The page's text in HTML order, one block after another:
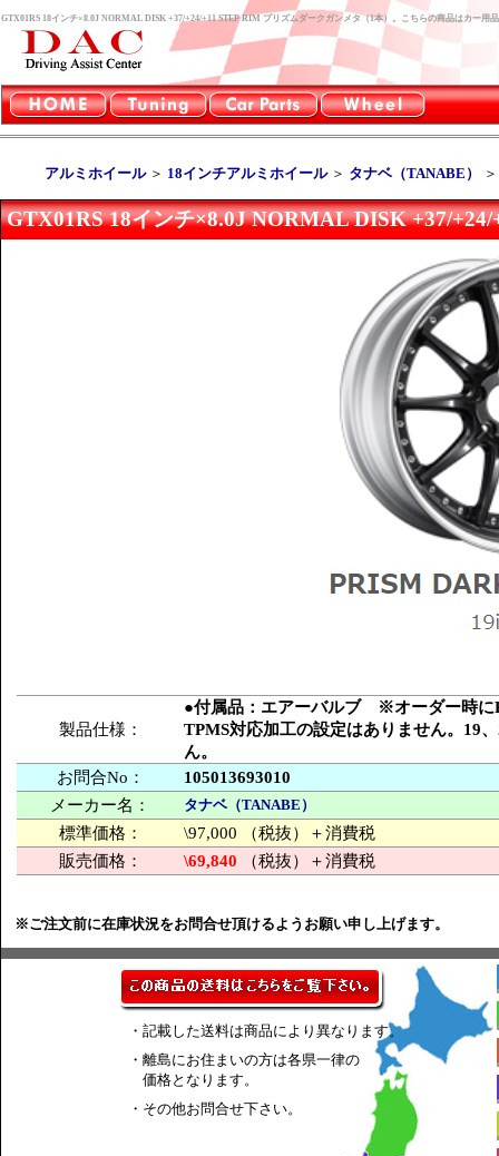
GTX01RS 18インチ×8.0J NORMAL DISK +37/+24/+11 STEP RIM プリズムダークガンメタ（1本）。こちらの商品はカー用
アルミホイール＞ 18インチアルミホイール＞ タナベ（TANABE）
GTX01RS 18インチ×8.0J NORMAL DISK +37/
製品仕様：
●付属品：エアーバルブ ※オーダー時に
TPMS対応加工の設定はありません。19
ん。
お問合No：
105013693010
メーカー名：
タナベ（TANABE）
標準価格：
\97,000 （税抜）＋消費税
販売価格：
\69,840 （税抜）＋消費税
※ご注文前に在庫状況をお問合せ頂けるようお願い申し上げます。
・記載した送料は商品により異なります。
・離島にお住まいの方は各県一律の
価格となります。
・その他お問合せ下さい。